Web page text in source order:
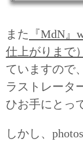
また 『MdN』
仕上がりまで
ていますので
ラストレータ
ひお手にとっ
しかし、